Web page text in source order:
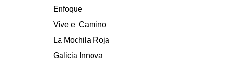
Enfoque
Vive el Camino
La Mochila Roja
Galicia Innova